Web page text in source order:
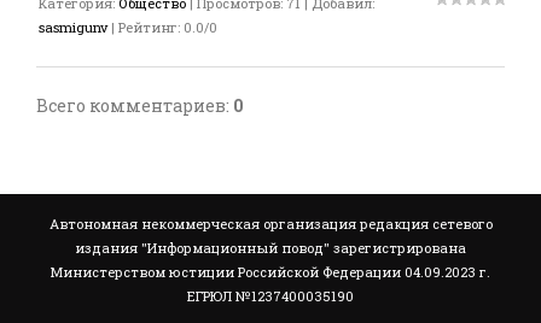
sasmigunv | Рейтинг: 0.0/0
Всего комментариев: 0
Автономная некоммерческая организация редакция сетевого
издания "Информационный повод" зарегистрирована
Министерством юстиции Российской Федерации 04.09.2023 г.
ЕГРЮЛ №1237400035190